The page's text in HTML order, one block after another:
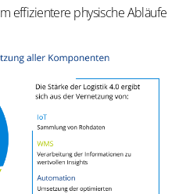
effizientere physische Abläufe